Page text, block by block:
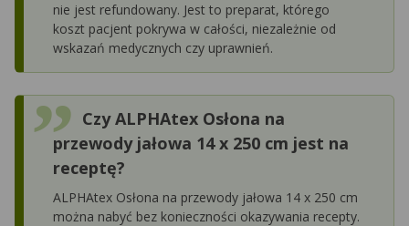
nie jest refundowany. Jest to preparat, którego
koszt pacjent pokrywa w całości, niezależnie od
wskazań medycznych czy uprawnień.
Czy ALPHAtex Osłona na
przewody jałowa 14 x 250 cm jest na
receptę?
ALPHAtex Osłona na przewody jałowa 14 x 250 cm
można nabyć bez konieczności okazywania recepty.